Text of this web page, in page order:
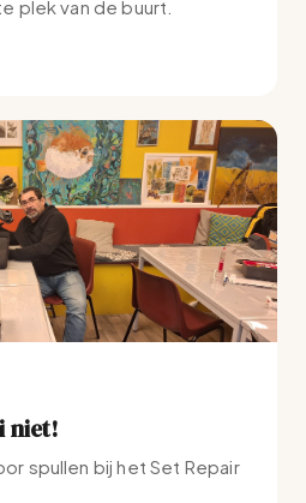
plek van de buurt.
niet!
spullen bij het Set Repair